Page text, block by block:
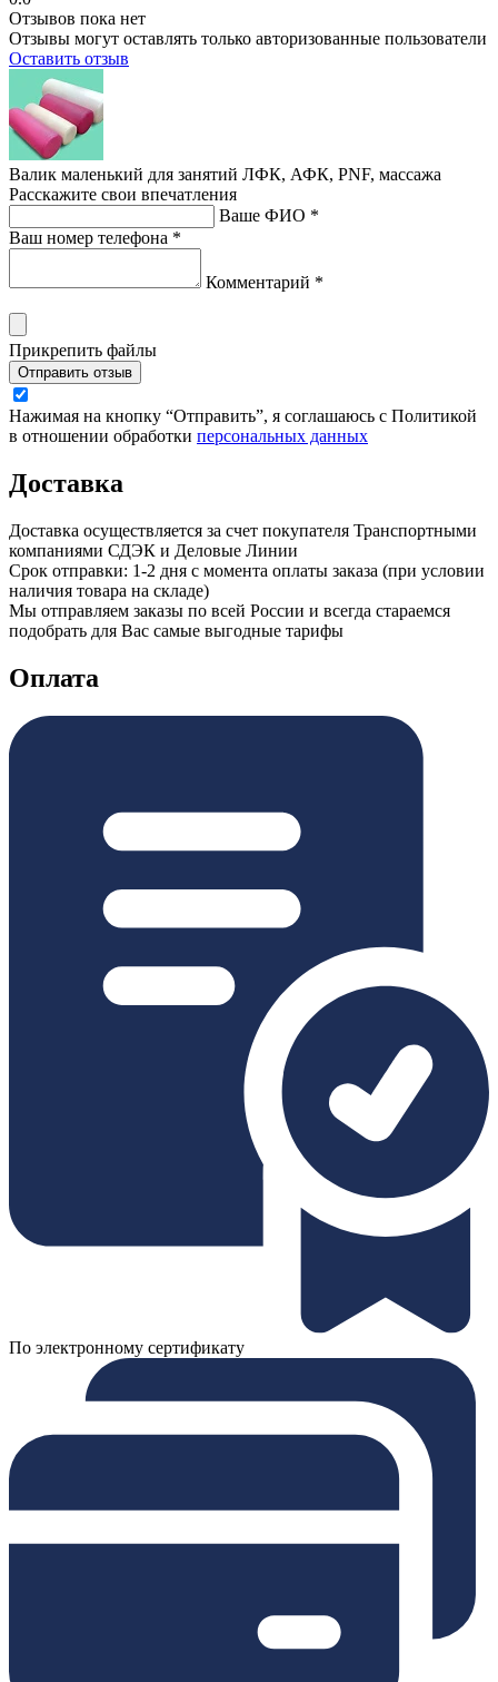
Отзывов пока нет
Отзывы могут оставлять только авторизованные пользователи
Оставить отзыв
Валик маленький для занятий ЛФК, АФК, PNF, массажа
Расскажите свои впечатления
Ваше ФИО *
Ваш номер телефона *
Комментарий *
Прикрепить файлы
Отправить отзыв
Нажимая на кнопку “Отправить”, я соглашаюсь с Политикой
в отношении обработки персональных данных
Доставка
Доставка осуществляется за счет покупателя Транспортными
компаниями СДЭК и Деловые Линии
Срок отправки: 1-2 дня с момента оплаты заказа (при условии
наличия товара на складе)
Мы отправляем заказы по всей России и всегда стараемся
подобрать для Вас самые выгодные тарифы
Оплата
По электронному сертификату